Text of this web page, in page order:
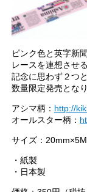
ピンク色と英字新
レースを連想させ
記念に思わず２つ
数量限定発売とな
アシマ柄： http://
オールスター柄：
サイズ：20mm×5M
・紙製
・日本製